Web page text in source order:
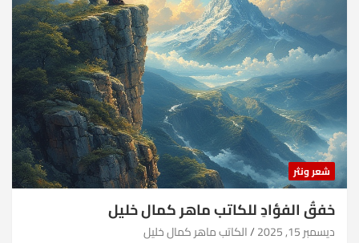
شعر ونثر
خفقُ الفؤادِ للكاتب ماهر كمال خليل
ديسمبر 15, 2025 الكاتب ماهر كمال خليل